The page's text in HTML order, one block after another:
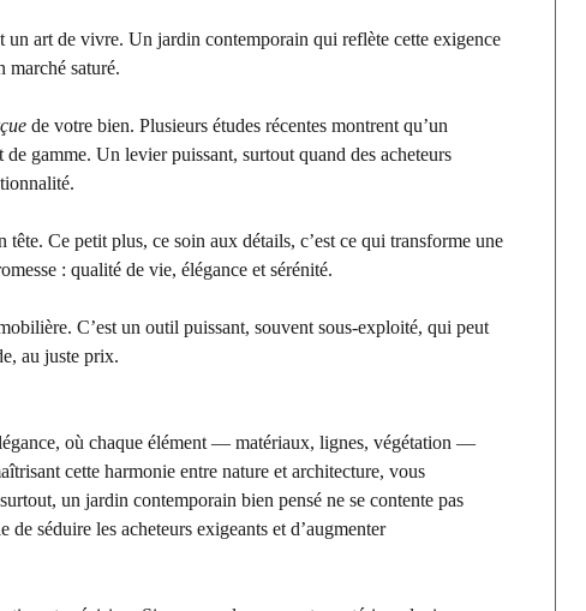
un art de vivre. Un jardin contemporain qui reflète cette exigence
marché saturé.
de votre bien. Plusieurs études récentes montrent qu’un
gamme. Un levier puissant, surtout quand des acheteurs
Ce petit plus, ce soin aux détails, c’est ce qui transforme une
: qualité de vie, élégance et sérénité.
C’est un outil puissant, souvent sous-exploité, qui peut
au juste prix.
où chaque élément — matériaux, lignes, végétation —
cette harmonie entre nature et architecture, vous
un jardin contemporain bien pensé ne se contente pas
séduire les acheteurs exigeants et d’augmenter